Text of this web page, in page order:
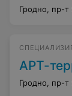
Гродно, пр-т
АРТ-
Гродно, пр-т